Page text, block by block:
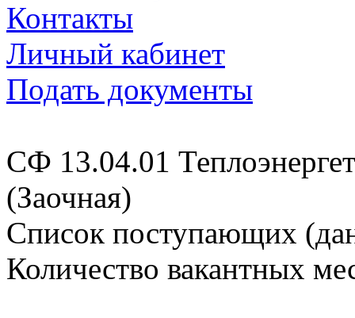
Контакты
Личный кабинет
Подать документы
СФ 13.04.01
(Заочная)
Cписок поступающих
Количество вакантных